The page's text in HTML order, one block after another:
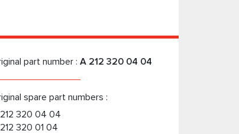
part number : A 212 320 04 04
spare part numbers :
320 04 04
320 01 04